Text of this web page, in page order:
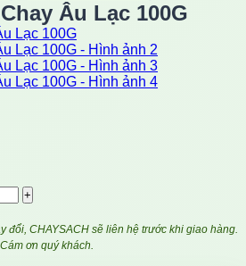
Âu Lạc 100G
đổi, CHAYSACH sẽ liên hệ trước khi giao hàng.
Cám ơn quý khách.